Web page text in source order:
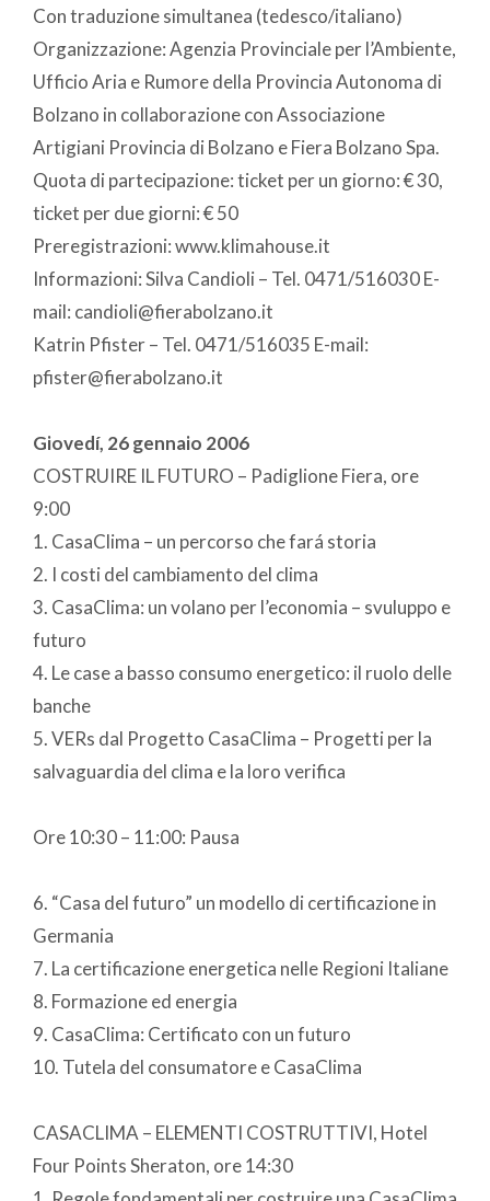
Con traduzione simultanea (tedesco/italiano)
Organizzazione: Agenzia Provinciale per l’Ambiente,
Ufficio Aria e Rumore della Provincia Autonoma di
Bolzano in collaborazione con Associazione
Artigiani Provincia di Bolzano e Fiera Bolzano Spa.
Quota di partecipazione: ticket per un giorno: € 30,
ticket per due giorni: € 50
Preregistrazioni: www.klimahouse.it
Informazioni: Silva Candioli – Tel. 0471/516030 E-
mail: candioli@fierabolzano.it
Katrin Pfister – Tel. 0471/516035 E-mail:
pfister@fierabolzano.it
Giovedí, 26 gennaio 2006
COSTRUIRE IL FUTURO – Padiglione Fiera, ore
9:00
1. CasaClima – un percorso che fará storia
2. I costi del cambiamento del clima
3. CasaClima: un volano per l’economia – svuluppo e
futuro
4. Le case a basso consumo energetico: il ruolo delle
banche
5. VERs dal Progetto CasaClima – Progetti per la
salvaguardia del clima e la loro verifica
Ore 10:30 – 11:00: Pausa
6. “Casa del futuro” un modello di certificazione in
Germania
7. La certificazione energetica nelle Regioni Italiane
8. Formazione ed energia
9. CasaClima: Certificato con un futuro
10. Tutela del consumatore e CasaClima
CASACLIMA – ELEMENTI COSTRUTTIVI, Hotel
Four Points Sheraton, ore 14:30